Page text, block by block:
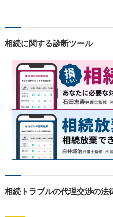
相続に関する診断ツール
相続トラブルの代理交渉の法